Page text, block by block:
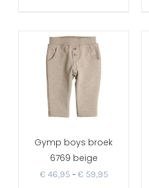
Gymp boys broek
6769 beige
€46,95 - €59,95Prijsklasse: